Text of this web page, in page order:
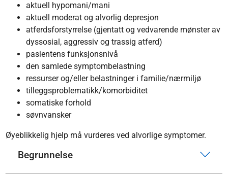
aktuell hypomani/mani
aktuell moderat og alvorlig depresjon
atferdsforstyrrelse (gjentatt og vedvarende mønster av
dyssosial, aggressiv og trassig atferd)
pasientens funksjonsnivå
den samlede symptombelastning
ressurser og/eller belastninger i familie/nærmiljø
tilleggsproblematikk/komorbiditet
somatiske forhold
søvnvansker
Øyeblikkelig hjelp må vurderes ved alvorlige symptomer.
Begrunnelse